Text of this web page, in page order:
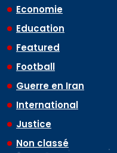
Economie
Education
Featured
Football
Guerre en Iran
International
Justice
Non classé